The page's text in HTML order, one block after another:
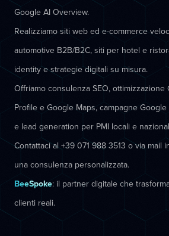
Google AI Overview.
Realizziamo siti web ed e-commerce
automotive B2B/B2C, siti per hotel e
identity e strategie digitali su misura.
Offriamo consulenza SEO, ottimizzazione
Profile e Google Maps, campagne
e lead generation per PMI locali e
Contattaci al +39 071 988 3513 o via mail
una consulenza personalizzata.
BeeSpoke: il partner digitale che
clienti reali.